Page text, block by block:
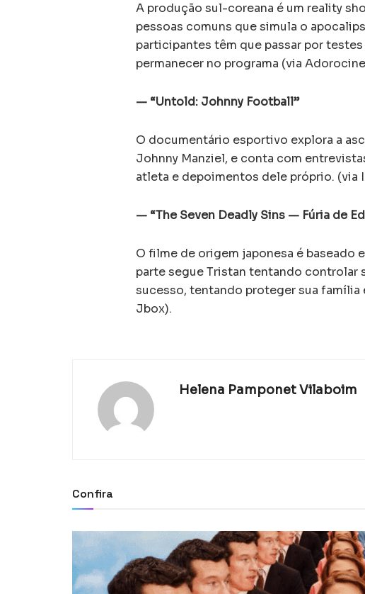
A produção sul-coreana é um reality
pessoas comuns que simula o
participantes têm que passar por
permanecer no programa (via
— “Untold: Johnny Football”
O documentário esportivo explora a
Johnny Manziel, e conta com
atleta e depoimentos dele próprio. (via
— “The Seven Deadly Sins — Fúria de
O filme de origem japonesa é baseado
parte segue Tristan tentando controlar
sucesso, tentando proteger sua família
Jbox).
Helena Pamponet Vilaboim
Confira